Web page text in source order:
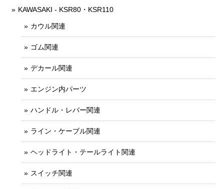
KAWASAKI - KSR80・KSR110
カウル関連
ゴム関連
デカール関連
エンジン内パーツ
ハンドル・レバー関連
ライン・ケーブル関連
ヘッドライト・テールライト関連
スイッチ関連